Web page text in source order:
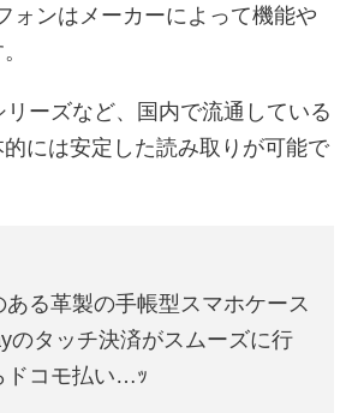
ォンはメーカーによって機能や
リーズなど、国内で流通している
には安定した読み取りが可能で
る革製の手帳型スマホケース
のタッチ決済がスムーズに行
ドコモ払い…ｯ